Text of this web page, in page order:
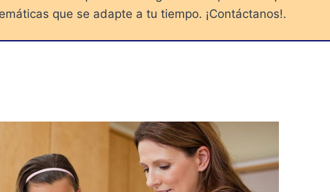
que se adapte a tu tiempo. ¡Contáctanos!.